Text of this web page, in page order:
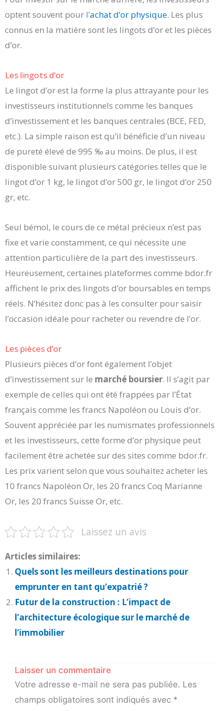
optent souvent pour l’achat d’or physique. Les plus
connus en la matière sont les lingots d’or et les pièces
d’or.
Les lingots d’or
Le lingot d’or est la forme la plus attrayante pour les
investisseurs institutionnels comme les banques
d’investissement et les banques centrales (BCE, FED,
etc.). La simple raison est qu’il bénéficie d’un niveau
de pureté élevé de 995 ‰ au moins. De plus, il est
disponible suivant plusieurs catégories telles que le
lingot d’or 1 kg, le lingot d’or 500 gr, le lingot d’or 250
gr, etc.
Seul bémol, le cours de ce métal précieux n’est pas
fixe et varie constamment, ce qui nécessite une
attention particulière de la part des investisseurs.
Heureusement, certaines plateformes comme bdor.fr
affichent le prix des lingots d’or boursables en temps
réels. N’hésitez donc pas à les consulter pour saisir
l’occasion idéale pour racheter ou revendre de l’or.
Les pièces d’or
Plusieurs pièces d’or font également l’objet
d’investissement sur le marché boursier. Il s’agit par
exemple de celles qui ont été frappées par l’État
français comme les francs Napoléon ou Louis d’or.
Souvent appréciée par les numismates professionnels
et les investisseurs, cette forme d’or physique peut
facilement être achetée sur des sites comme bdor.fr.
Les prix varient selon que vous souhaitez acheter les
10 francs Napoléon Or, les 20 francs Coq Marianne
Or, les 20 francs Suisse Or, etc.
Laissez un avis
Articles similaires:
Quels sont les meilleurs destinations pour
emprunter en tant qu’expatrié ?
Futur de la construction : L’impact de
l’architecture écologique sur le marché de
l’immobilier
Laisser un commentaire
Votre adresse e-mail ne sera pas publiée. Les
champs obligatoires sont indiqués avec *